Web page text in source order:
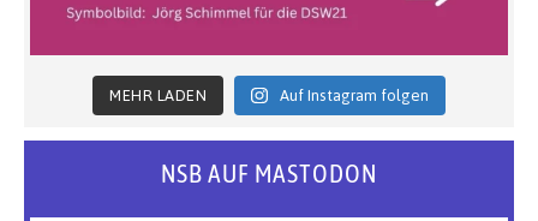
MEHR LADEN Auf Instagram folgen
NSB AUF MASTODON